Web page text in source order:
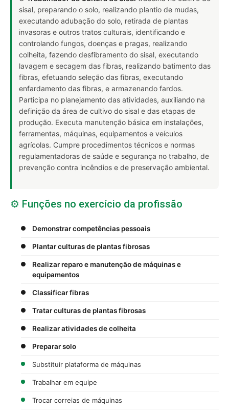
sisal, preparando o solo, realizando plantio de mudas,
executando adubação do solo, retirada de plantas
invasoras e outros tratos culturais, identificando e
controlando fungos, doenças e pragas, realizando
colheita, fazendo desfibramento do sisal, executando
lavagem e secagem das fibras, realizando batimento das
fibras, efetuando seleção das fibras, executando
enfardamento das fibras, e armazenando fardos.
Participa no planejamento das atividades, auxiliando na
definição da área de cultivo do sisal e das etapas de
produção. Executa manutenção básica em instalações,
ferramentas, máquinas, equipamentos e veículos
agrícolas. Cumpre procedimentos técnicos e normas
regulamentadoras de saúde e segurança no trabalho, de
prevenção contra incêndios e de preservação ambiental.
⚙️ Funções no exercício da profissão
Demonstrar competências pessoais
Plantar culturas de plantas fibrosas
Realizar reparo e manutenção de máquinas e
equipamentos
Classificar fibras
Tratar culturas de plantas fibrosas
Realizar atividades de colheita
Preparar solo
Substituir plataforma de máquinas
Trabalhar em equipe
Trocar correias de máquinas